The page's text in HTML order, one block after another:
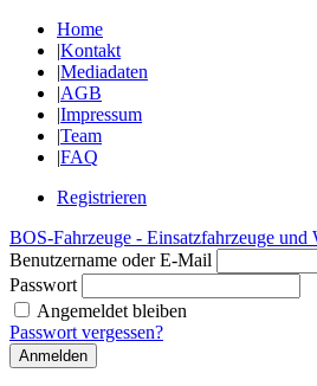
Home
|Kontakt
|Mediadaten
|AGB
|Impressum
|Team
|FAQ
Registrieren
BOS-Fahrzeuge - Einsatzfahrzeuge und
Benutzername oder E-Mail
Passwort
Angemeldet bleiben
Passwort vergessen?